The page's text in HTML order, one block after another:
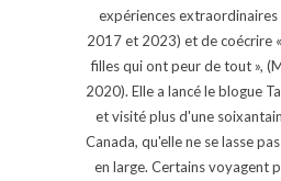
expériences extraordinaires
2017 et 2023) et de coécrire
filles qui ont peur de tout »,
2020). Elle a lancé le blogue
et visité plus d'une
Canada, qu'elle ne se lasse
en large. Certains voyagent